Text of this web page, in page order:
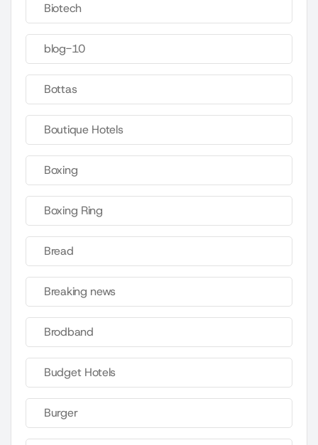
Biotech
blog-10
Bottas
Boutique Hotels
Boxing
Boxing Ring
Bread
Breaking news
Brodband
Budget Hotels
Burger